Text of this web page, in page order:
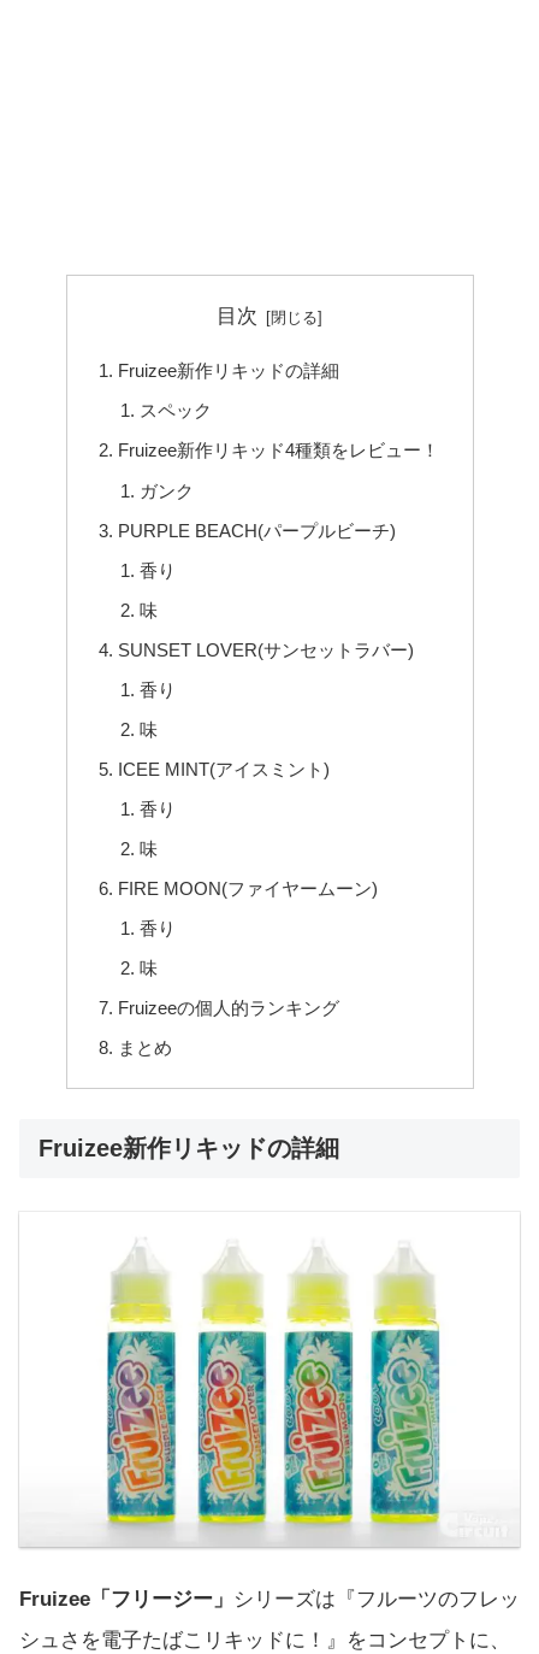
目次
Fruizee新作リキッドの詳細
スペック
Fruizee新作リキッド4種類をレビュー！
ガンク
PURPLE BEACH(パープルビーチ)
香り
味
SUNSET LOVER(サンセットラバー)
香り
味
ICEE MINT(アイスミント)
香り
味
FIRE MOON(ファイヤームーン)
香り
味
Fruizeeの個人的ランキング
まとめ
Fruizee新作リキッドの詳細
Fruizee「フリージー」 シリーズは『フルーツのフレッ
シュさを電子たばこリキッドに！』をコンセプトに、